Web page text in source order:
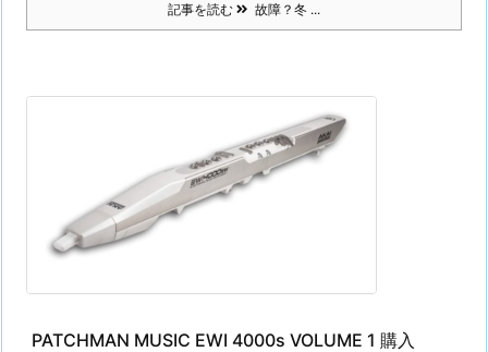
記事を読む 故障？冬 ...
PATCHMAN MUSIC EWI 4000s VOLUME 1 購入